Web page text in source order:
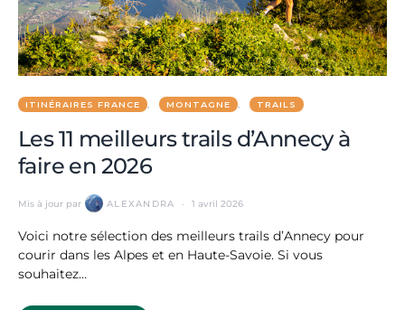
ITINÉRAIRES FRANCE MONTAGNE TRAILS
Les 11 meilleurs trails d’Annecy à
faire en 2026
Mis à jour par ALEXANDRA 1 avril 2026
Voici notre sélection des meilleurs trails d’Annecy pour
courir dans les Alpes et en Haute-Savoie. Si vous
souhaitez…